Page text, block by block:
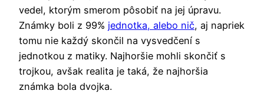
vedel, ktorým smerom pôsobiť na jej úpravu.
Známky boli z 99% jednotka, alebo nič, aj napriek
tomu nie každý skončil na vysvedčení s
jednotkou z matiky. Najhoršie mohli skončiť s
trojkou, avšak realita je taká, že najhoršia
známka bola dvojka.